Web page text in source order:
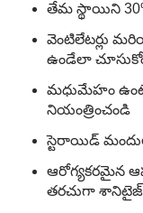
తేమ స్థాయిని
వెంటిలేటర్లు
ఉండేలా
మధుమేహం ఉంటే
నియంత్రించండి
స్టెరాయిడ్
ఆరోగ్యకరమైన
తరచుగా